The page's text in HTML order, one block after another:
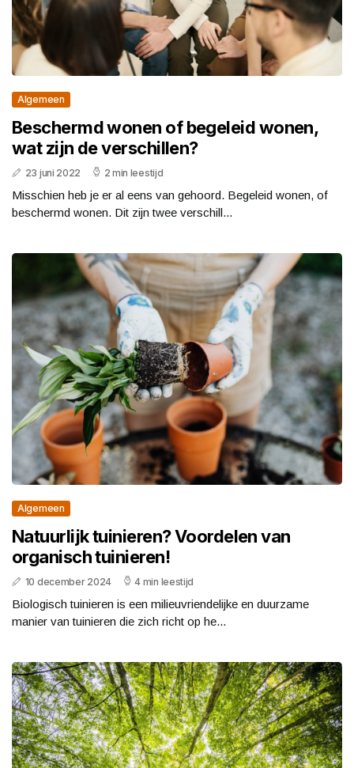
Algemeen
Beschermd wonen of begeleid wonen,
wat zijn de verschillen?
23 juni 2022 2 min leestijd
Misschien heb je er al eens van gehoord. Begeleid wonen, of
beschermd wonen. Dit zijn twee verschill...
Algemeen
Natuurlijk tuinieren? Voordelen van
organisch tuinieren!
10 december 2024 4 min leestijd
Biologisch tuinieren is een milieuvriendelijke en duurzame
manier van tuinieren die zich richt op he...